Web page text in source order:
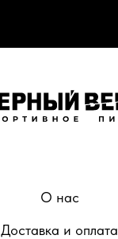
О нас
Доставка и оплата